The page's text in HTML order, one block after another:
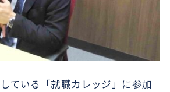
ている「就職カレッジ」に参加